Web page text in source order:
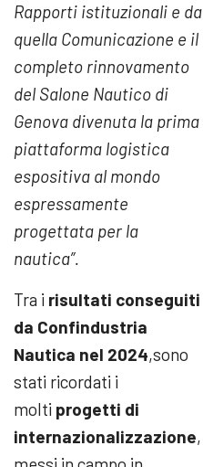
Rapporti istituzionali e da
quella Comunicazione e il
completo rinnovamento
del Salone Nautico di
Genova divenuta la prima
piattaforma logistica
espositiva al mondo
espressamente
progettata per la
nautica”.
Tra i risultati conseguiti
da Confindustria
Nautica nel 2024,sono
stati ricordati i
molti progetti di
internazionalizzazione,